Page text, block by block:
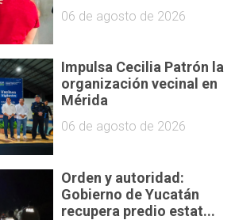
06 de agosto de 2026
Impulsa Cecilia Patrón la
organización vecinal en
Mérida
06 de agosto de 2026
Orden y autoridad:
Gobierno de Yucatán
recupera predio estat...